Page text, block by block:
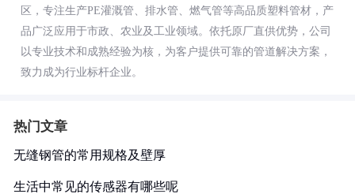
区，专注生产PE灌溉管、排水管、燃气管等高品质塑料管材，产
品广泛应用于市政、农业及工业领域。依托原厂直供优势，公司
以专业技术和成熟经验为核，为客户提供可靠的管道解决方案，
致力成为行业标杆企业。
热门文章
无缝钢管的常用规格及壁厚
生活中常见的传感器有哪些呢